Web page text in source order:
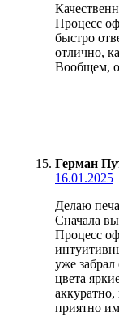
Процесс
быстро
отлично,
Вообщем,
Герман
16.01.2025
Делаю
Сначала
Процесс
уже
цвета
приятно